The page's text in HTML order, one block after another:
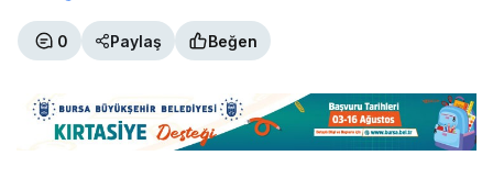
0 Paylaş Beğen